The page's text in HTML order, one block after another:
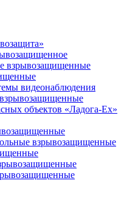
взрывозащищенные
видеонаблюдения
объектов «Ладога-Ex»
взрывозащищенные